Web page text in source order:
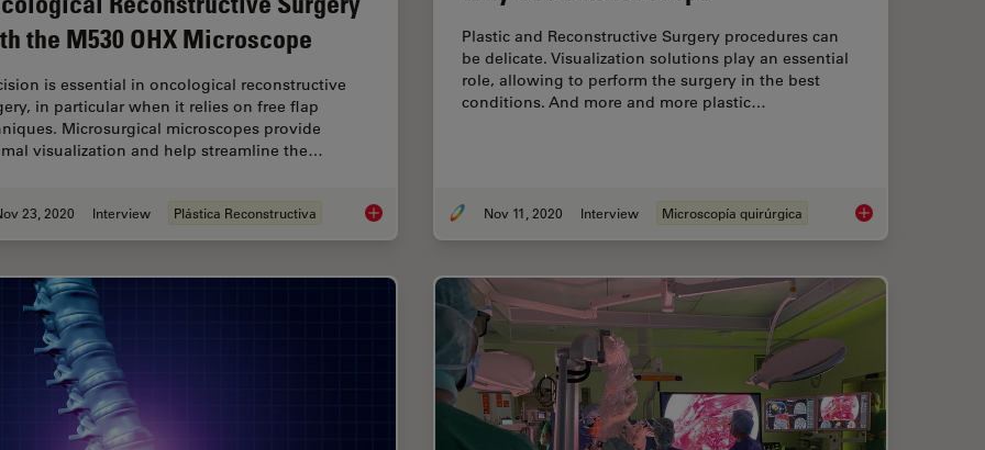
the M530 OHX Microscope
is essential in oncological reconstructive
in particular when it relies on free flap
Microsurgical microscopes provide
visualization and help streamline the…
23, 2020 Interview Plástica Reconstructiva Oncological Reconstructive Surgery with the M530 OHX Microscope
Plastic and Reconstructive Surgery procedures can
be delicate. Visualization solutions play an essential
role, allowing to perform the surgery in the best
conditions. And more and more plastic…
Nov 11, 2020 Interview Microscopía quirúrgica Plastic &